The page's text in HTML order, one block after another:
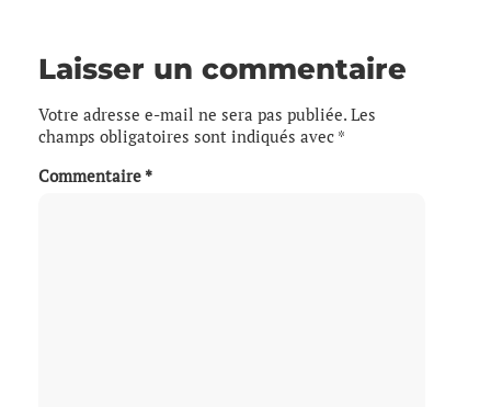
Laisser un commentaire
Votre adresse e-mail ne sera pas publiée. Les
champs obligatoires sont indiqués avec *
Commentaire *